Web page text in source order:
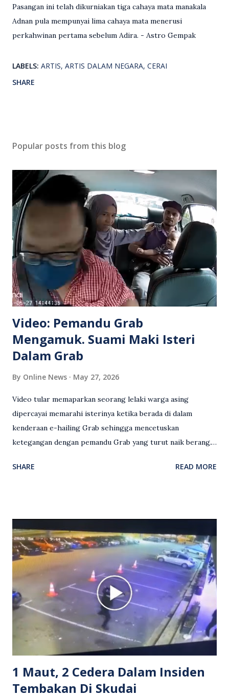
Pasangan ini telah dikurniakan tiga cahaya mata manakala
Adnan pula mempunyai lima cahaya mata menerusi
perkahwinan pertama sebelum Adira. - Astro Gempak
LABELS: ARTIS ARTIS DALAM NEGARA CERAI
SHARE
Popular posts from this blog
Video: Pemandu Grab
Mengamuk. Suami Maki Isteri
Dalam Grab
By Online News May 27, 2026
Video tular memaparkan seorang lelaki warga asing
dipercayai memarahi isterinya ketika berada di dalam
kenderaan e-hailing Grab sehingga mencetuskan
ketegangan dengan pemandu Grab yang turut naik berang.
antara seorang lelaki warga asing dengan pemandu Grab
Grab bertindak mempertahankan wanita terbabit sebelum
berlaku pertikaman lidah antara kedua-dua pihak. Video
berkenaan kini tular di media sosial dan mendapat pelbagai
reaksi orang ramai. Antara komen orang awam yang tular di
media sosial mengenai insiden tersebut ialah ramai yang
meluahkan rasa marah terhadap tindakan lelaki berkenaan
serta memuji pemandu Grab kerana campur tangan.
Sebahagian netizen turut meminta pihak berkuasa
mengambil tindakan tegas, manakala ada yang bersimpati
terhadap wanita dipercayai menjadi mangs...
SHARE READ MORE
1 Maut, 2 Cedera Dalam Insiden
Tembakan Di Skudai